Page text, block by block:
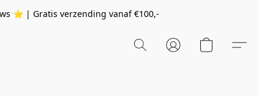
⭐️ | Gratis verzending vanaf€100,-